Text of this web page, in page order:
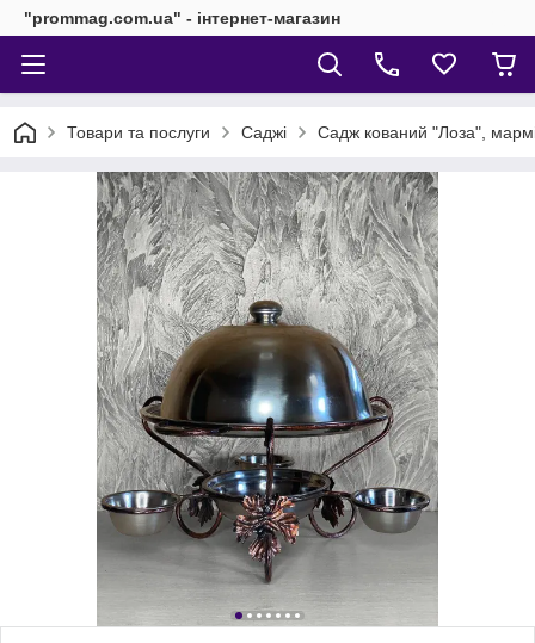
"prommag.com.ua" - інтернет-магазин
Товари та послуги Саджі Садж кований "Лоза",